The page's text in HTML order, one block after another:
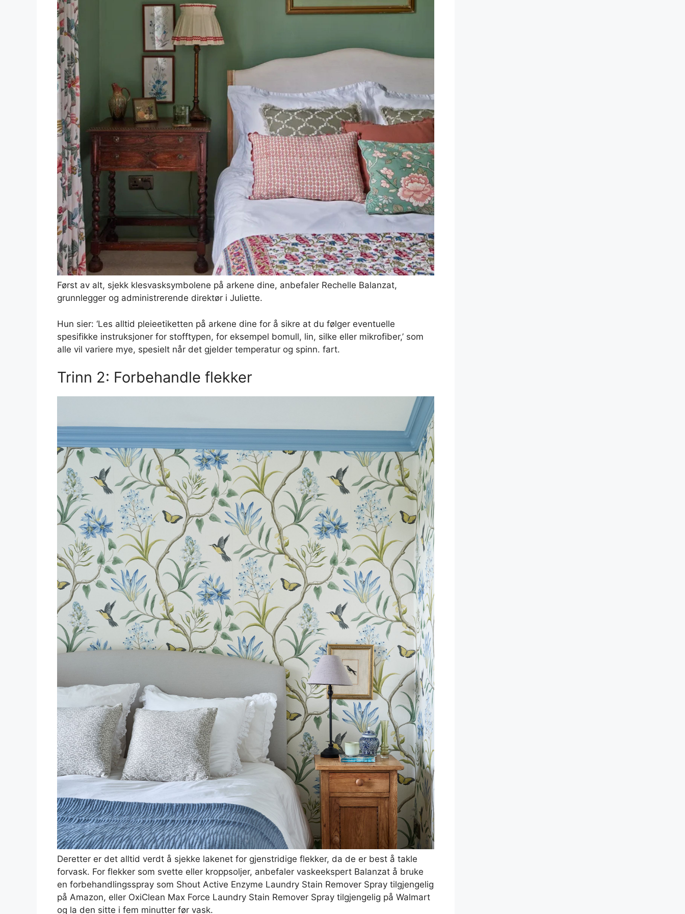
Først av alt, sjekk klesvasksymbolene på arkene dine, anbefaler Rechelle Balanzat,
grunnlegger og administrerende direktør i Juliette.
Hun sier: ‘Les alltid pleieetiketten på arkene dine for å sikre at du følger eventuelle
spesifikke instruksjoner for stofftypen, for eksempel bomull, lin, silke eller mikrofiber,’ som
alle vil variere mye, spesielt når det gjelder temperatur og spinn. fart.
Trinn 2: Forbehandle flekker
Deretter er det alltid verdt å sjekke lakenet for gjenstridige flekker, da de er best å takle
forvask. For flekker som svette eller kroppsoljer, anbefaler vaskeekspert Balanzat å bruke
en forbehandlingsspray som Shout Active Enzyme Laundry Stain Remover Spray tilgjengelig
på Amazon, eller OxiClean Max Force Laundry Stain Remover Spray tilgjengelig på Walmart
og la den sitte i fem minutter før vask.